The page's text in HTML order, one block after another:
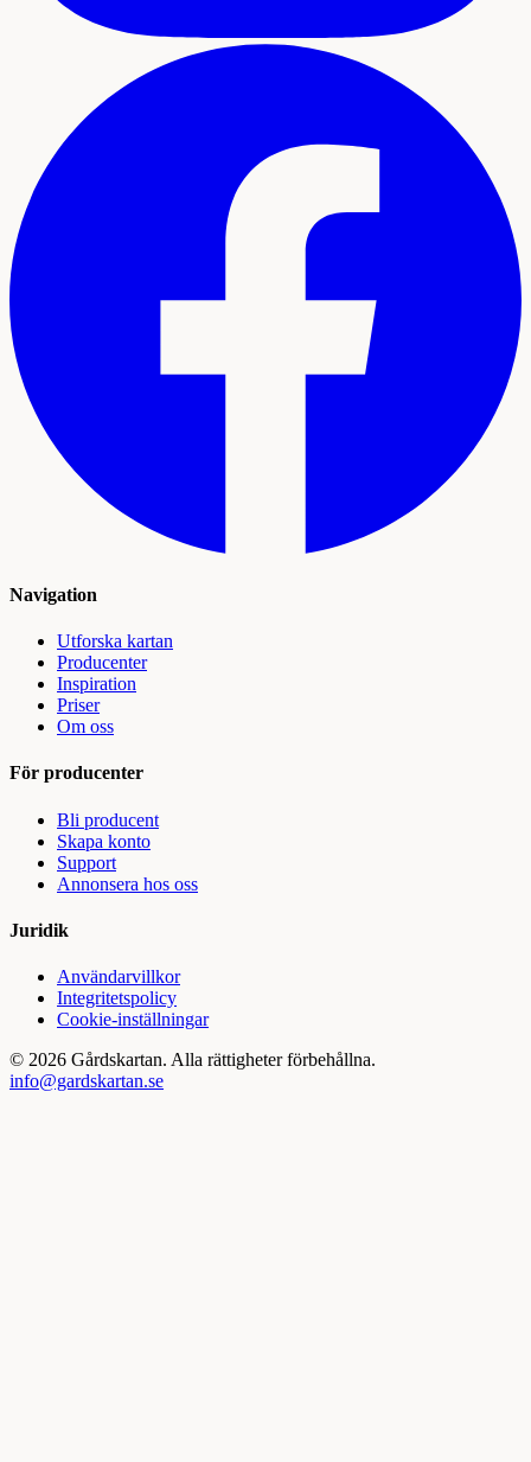
Navigation
Utforska kartan
Producenter
Inspiration
Priser
Om oss
För producenter
Bli producent
Skapa konto
Support
Annonsera hos oss
Juridik
Användarvillkor
Integritetspolicy
Cookie-inställningar
© 2026 Gårdskartan. Alla rättigheter förbehållna.
info@gardskartan.se